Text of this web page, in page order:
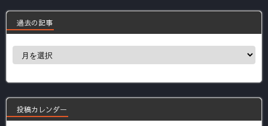
過去の記事
過
事
投稿カレンダー